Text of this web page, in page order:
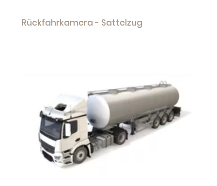
Rückfahrkamera - Sattelzug